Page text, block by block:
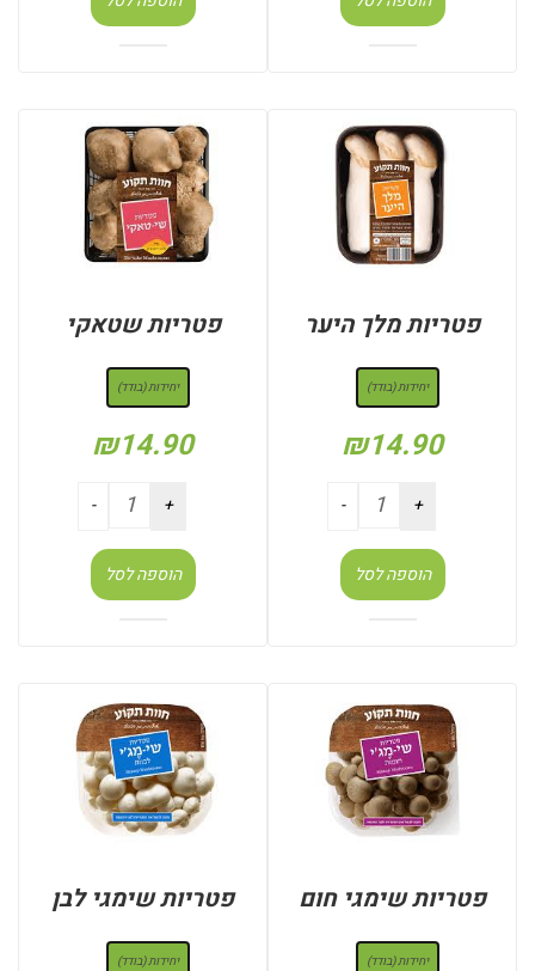
פטריות מלך היער
יחידות (בודד)
₪14.90
הוספה לסל
פטריות שטאקי
יחידות (בודד)
₪14.90
הוספה לסל
פטריות שימגי חום
יחידות (בודד)
פטריות שימגי לבן
יחידות (בודד)